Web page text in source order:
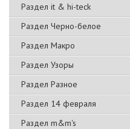
Раздел it & hi-teck
Раздел Черно-белое
Раздел Макро
Раздел Узоры
Раздел Разное
Раздел 14 февраля
Раздел m&m's